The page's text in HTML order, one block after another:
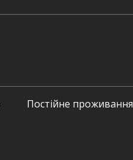
Постійне проживання